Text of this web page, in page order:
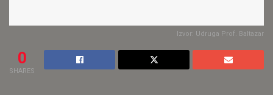
Izvor: Udruga Prof. Baltazar
0
SHARES